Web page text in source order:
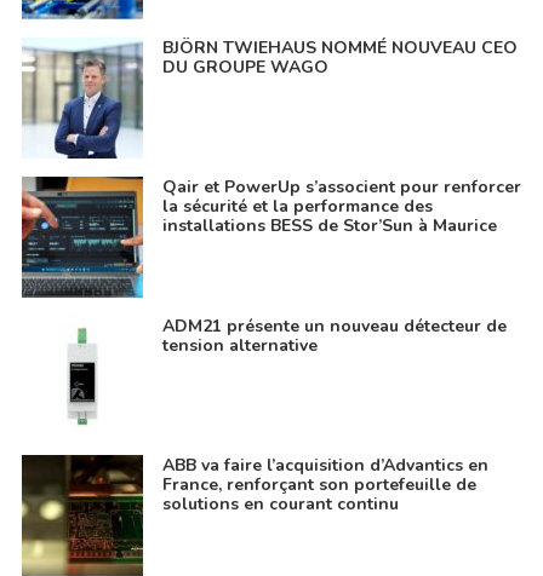
BJÖRN TWIEHAUS NOMMÉ NOUVEAU CEO
DU GROUPE WAGO
Qair et PowerUp s’associent pour renforcer
la sécurité et la performance des
installations BESS de Stor’Sun à Maurice
ADM21 présente un nouveau détecteur de
tension alternative
ABB va faire l’acquisition d’Advantics en
France, renforçant son portefeuille de
solutions en courant continu